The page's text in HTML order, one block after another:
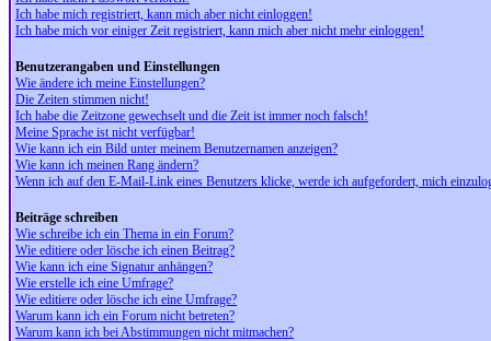
Ich habe mich registriert, kann mich aber nicht einloggen!
Ich habe mich vor einiger Zeit registriert, kann mich aber nicht mehr einloggen!
Benutzerangaben und Einstellungen
Wie ändere ich meine Einstellungen?
Die Zeiten stimmen nicht!
Ich habe die Zeitzone gewechselt und die Zeit ist immer noch falsch!
Meine Sprache ist nicht verfügbar!
Wie kann ich ein Bild unter meinem Benutzernamen anzeigen?
Wie kann ich meinen Rang ändern?
Wenn ich auf den E-Mail-Link eines Benutzers klicke, werde ich aufgefordert, mich
Beiträge schreiben
Wie schreibe ich ein Thema in ein Forum?
Wie editiere oder lösche ich einen Beitrag?
Wie kann ich eine Signatur anhängen?
Wie erstelle ich eine Umfrage?
Wie editiere oder lösche ich eine Umfrage?
Warum kann ich ein Forum nicht betreten?
Warum kann ich bei Abstimmungen nicht mitmachen?